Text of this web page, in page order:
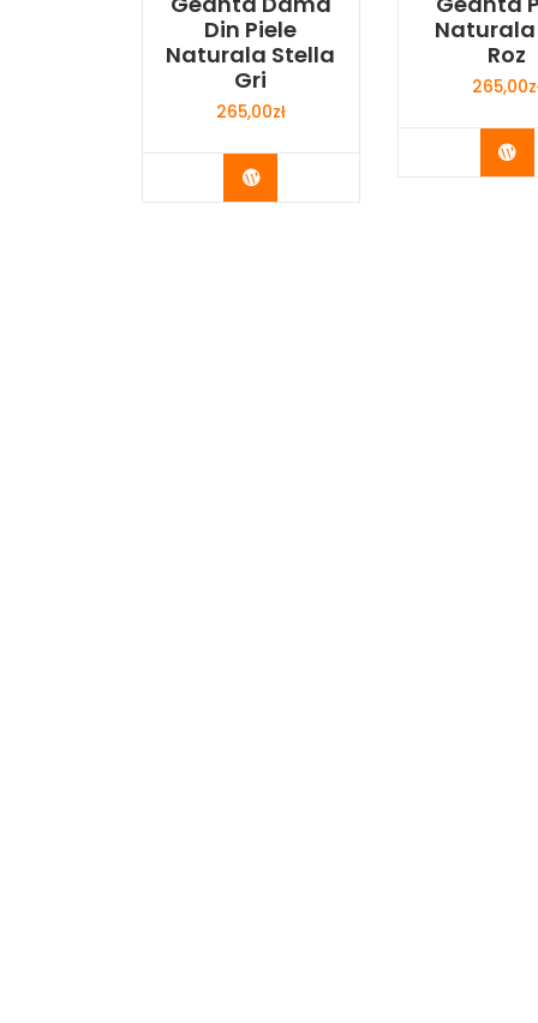
Din Piele
Naturala Stella
Gri
265,00zł
Buy Now
Naturala
Roz
265,00